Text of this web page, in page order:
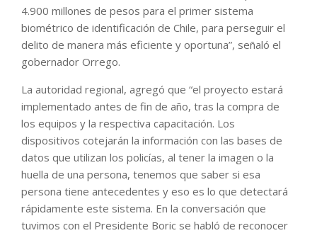
4.900 millones de pesos para el primer sistema
biométrico de identificación de Chile, para perseguir el
delito de manera más eficiente y oportuna”, señaló el
gobernador Orrego.
La autoridad regional, agregó que “el proyecto estará
implementado antes de fin de año, tras la compra de
los equipos y la respectiva capacitación. Los
dispositivos cotejarán la información con las bases de
datos que utilizan los policías, al tener la imagen o la
huella de una persona, tenemos que saber si esa
persona tiene antecedentes y eso es lo que detectará
rápidamente este sistema. En la conversación que
tuvimos con el Presidente Boric se habló de reconocer